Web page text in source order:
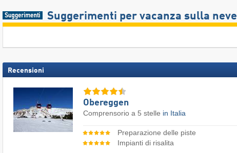
Suggerimenti per vacanza sulla neve
Recensioni
Obereggen
Comprensorio a 5 stelle in Italia
Preparazione delle piste
Impianti di risalita